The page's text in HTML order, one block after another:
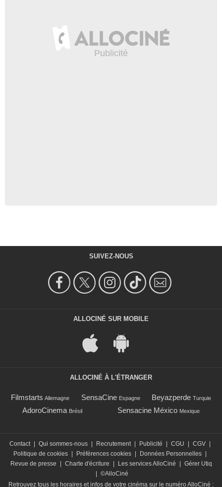
SUIVEZ-NOUS
ALLOCINÉ SUR MOBILE
ALLOCINÉ À L'ÉTRANGER
Filmstarts Allemagne SensaCine Espagne Beyazperde Turquie
AdoroCinema Brésil Sensacine México Mexique
Contact Qui sommes-nous Recrutement Publicité CGU CGV
Politique de cookies
Préférences cookies Données Personnelles
Revue de presse
Charte d'écriture Les services AlloCiné
Gérer Utiq
©AlloCiné
Retrouvez tous les horaires et infos de votre cinéma sur le numéro AlloCiné :